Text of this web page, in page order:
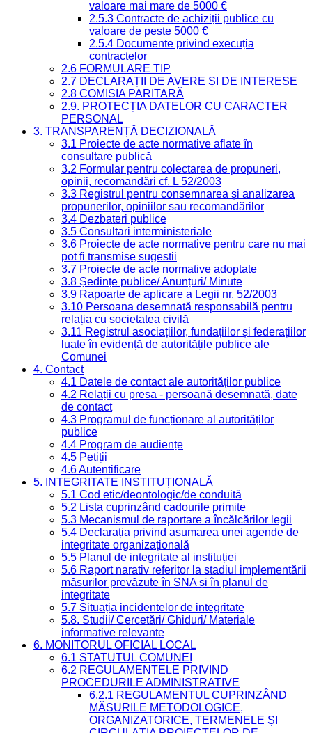
valoare mai mare de 5000 €
2.5.3 Contracte de achiziții publice cu
valoare de peste 5000 €
2.5.4 Documente privind execuția
contractelor
2.6 FORMULARE TIP
2.7 DECLARAȚII DE AVERE ȘI DE INTERESE
2.8 COMISIA PARITARĂ
2.9. PROTECȚIA DATELOR CU CARACTER
PERSONAL
3. TRANSPARENȚĂ DECIZIONALĂ
3.1 Proiecte de acte normative aflate în
consultare publică
3.2 Formular pentru colectarea de propuneri,
opinii, recomandări cf. L 52/2003
3.3 Registrul pentru consemnarea și analizarea
propunerilor, opiniilor sau recomandărilor
3.4 Dezbateri publice
3.5 Consultari interministeriale
3.6 Proiecte de acte normative pentru care nu mai
pot fi transmise sugestii
3.7 Proiecte de acte normative adoptate
3.8 Ședințe publice/ Anunțuri/ Minute
3.9 Rapoarte de aplicare a Legii nr. 52/2003
3.10 Persoana desemnată responsabilă pentru
relația cu societatea civilă
3.11 Registrul asociațiilor, fundațiilor și federațiilor
luate în evidență de autoritățile publice ale
Comunei
4. Contact
4.1 Datele de contact ale autorităților publice
4.2 Relații cu presa - persoană desemnată, date
de contact
4.3 Programul de funcționare al autorităților
publice
4.4 Program de audiențe
4.5 Petiții
4.6 Autentificare
5. INTEGRITATE INSTITUȚIONALĂ
5.1 Cod etic/deontologic/de conduită
5.2 Lista cuprinzând cadourile primite
5.3 Mecanismul de raportare a încălcărilor legii
5.4 Declarația privind asumarea unei agende de
integritate organizațională
5.5 Planul de integritate al instituției
5.6 Raport narativ referitor la stadiul implementării
măsurilor prevăzute în SNA și în planul de
integritate
5.7 Situația incidentelor de integritate
5.8. Studii/ Cercetări/ Ghiduri/ Materiale
informative relevante
6. MONITORUL OFICIAL LOCAL
6.1 STATUTUL COMUNEI
6.2 REGULAMENTELE PRIVIND
PROCEDURILE ADMINISTRATIVE
6.2.1 REGULAMENTUL CUPRINZÂND
MĂSURILE METODOLOGICE,
ORGANIZATORICE, TERMENELE ȘI